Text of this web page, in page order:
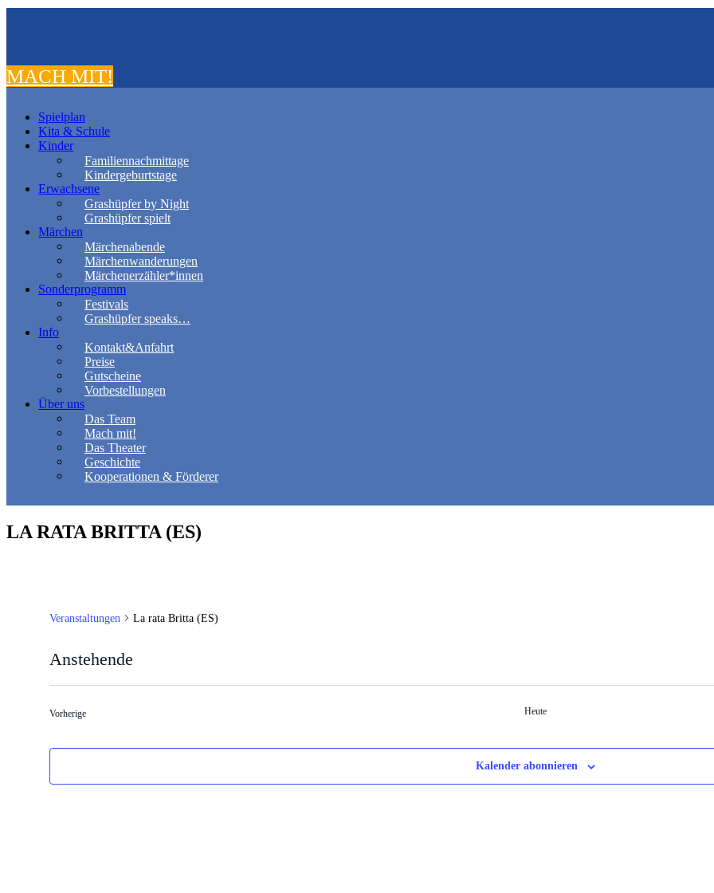
MACH MIT!
Spielplan
Kita & Schule
Kinder
Familiennachmittage
Kindergeburtstage
Erwachsene
Grashüpfer by Night
Grashüpfer spielt
Märchen
Märchenabende
Märchenwanderungen
Märchenerzähler*innen
Sonderprogramm
Festivals
Grashüpfer speaks…
Info
Kontakt&Anfahrt
Preise
Gutscheine
Vorbestellungen
Über uns
Das Team
Mach mit!
Das Theater
Geschichte
Kooperationen & Förderer
LA RATA BRITTA (ES)
Veranstaltungen La rata Britta (ES)
Anstehende
VorherigeVeranstaltungen Heute
Kalender abonnieren